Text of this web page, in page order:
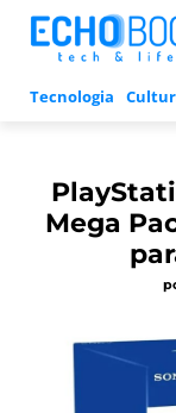
Tecnologia
Mega